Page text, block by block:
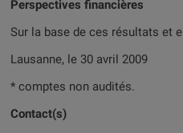
Perspectives financières
Sur la base de ces résultats et
Lausanne, le 30 avril 2009
* comptes non audités.
Contact(s)